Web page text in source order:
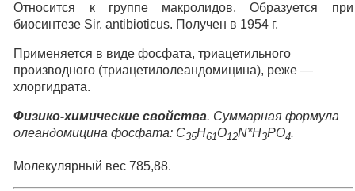
Относится к группе макролидов. Образуется при
биосинтезе Sir. antibioticus. Получен в 1954 г.
Применяется в виде фосфата, триацетильного
производного (триацетилолеандомицина), реже —
хлоргидрата.
Физико-химические свойства. Суммарная формула
олеандомицина фосфата: C35H61O12N*H3PO4.
Молекулярный вес 785,88.